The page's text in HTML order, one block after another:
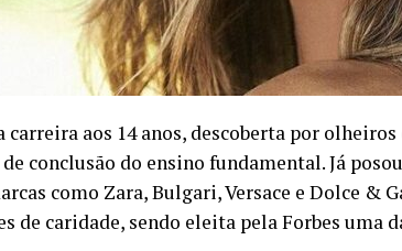
carreira aos 14 anos, descoberta por
conclusão do ensino fundamental. Já
como Zara, Bulgari, Versace e Dolce &
de caridade, sendo eleita pela Forbes uma